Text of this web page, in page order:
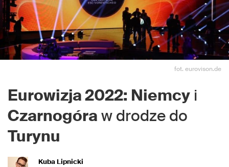
fot. eurovison.de
Eurowizja 2022: Niemcy i
Czarnogóra w drodze do
Turynu
Kuba Lipnicki